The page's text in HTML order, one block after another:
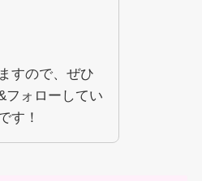
すので、ぜひ
フォローしてい
す！